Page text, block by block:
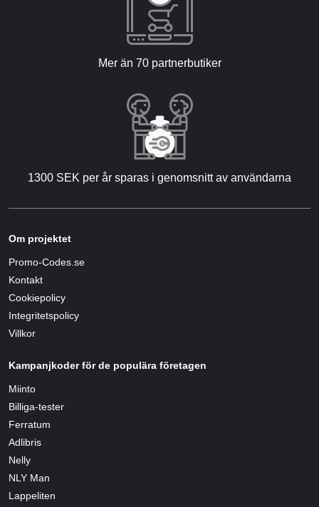
Mer än 70 partnerbutiker
1300 SEK per år sparas i genomsnitt av användarna
Om projektet
Promo-Codes.se
Kontakt
Cookiepolicy
Integritetspolicy
Villkor
Kampanjkoder för de populära företagen
Miinto
Billiga-tester
Ferratum
Adlibris
Nelly
NLY Man
Lappeliten